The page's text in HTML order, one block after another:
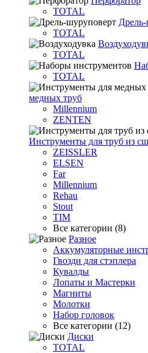
TOTAL
TOTAL
TOTAL
TOTAL
медных труб
Millennium
ZENTEN
Инструменты для труб из
ZEISSLER
ELSEN
Far
Millennium
Rehau
Stout
TIM
Все категории (8)
Разное
Аккумуляторные
Гвозди для стэплера
Кувалды
Лопаты и Мастерки
Магниты
Молотки
Набор головок
Все категории (12)
Диски
TOTAL